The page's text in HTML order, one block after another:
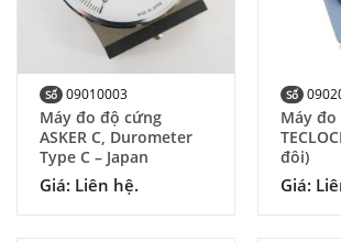
Số 09010003
Máy đo độ cứng
ASKER C, Durometer
Type C – Japan
Giá: Liên hệ.
Số
Máy
đôi)
Giá: